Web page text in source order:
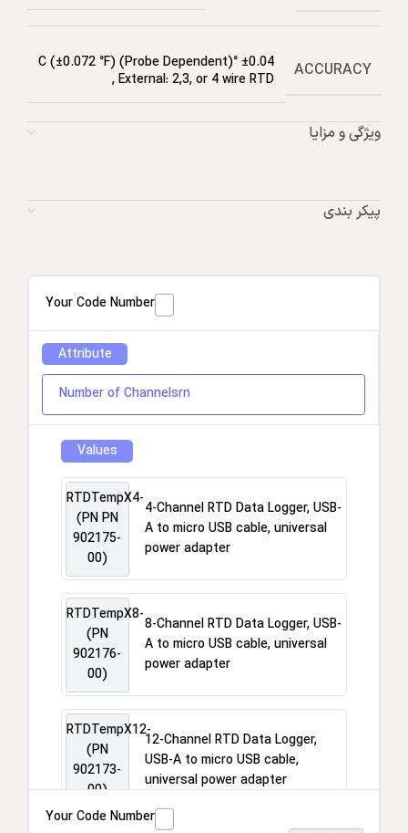
ACCURACY
±0.04 °C (±0.072 °F) (Probe Dependent)
,External: 2,3, or 4 wire RTD
ویژگی و مزایا
پیکر بندی
Your Code Number
Attribute
Number of Channelsrn
Values
RTDTempX4-
(PN PN
902175-
00)
4-Channel RTD Data Logger, USB-
A to micro USB cable, universal
power adapter
RTDTempX8-
(PN
902176-
00)
8-Channel RTD Data Logger, USB-
A to micro USB cable, universal
power adapter
RTDTempX12-
(PN
902173-
00)
12-Channel RTD Data Logger,
USB-A to micro USB cable,
universal power adapter
Your Code Number